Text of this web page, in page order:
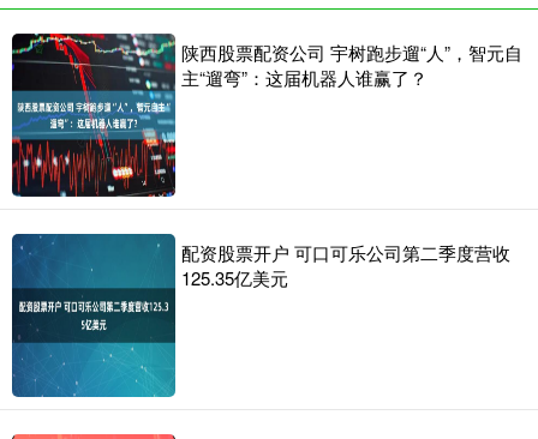
陕西股票配资公司 宇树跑步遛“人”，智元自
主“遛弯”：这届机器人谁赢了？
配资股票开户 可口可乐公司第二季度营收
125.35亿美元